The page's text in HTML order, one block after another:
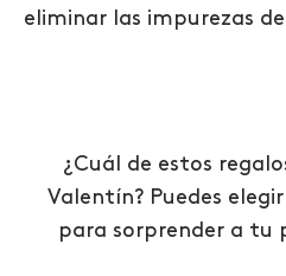
eliminar las impurezas
¿Cuál de estos
Valentín? Puedes
para sorprender a tu